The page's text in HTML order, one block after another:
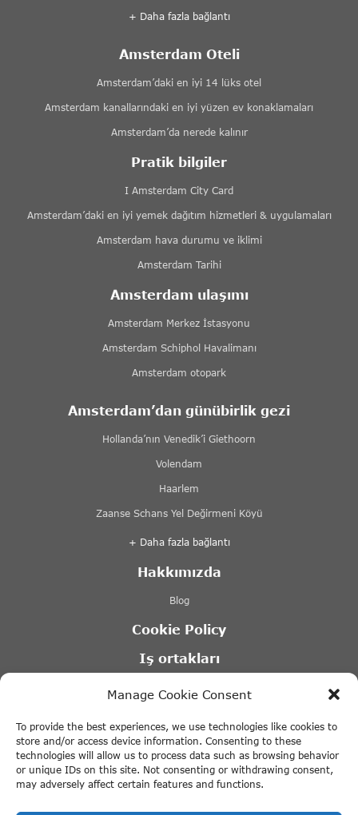
Manage Cookie Consent
To provide the best experiences, we use technologies like cookies to
store and/or access device information. Consenting to these
technologies will allow us to process data such as browsing behavior
or unique IDs on this site. Not consenting or withdrawing consent,
may adversely affect certain features and functions.
+ Daha fazla bağlantı
Amsterdam Oteli
Amsterdam’daki en iyi 14 lüks otel
Amsterdam kanallarındaki en iyi yüzen ev konaklamaları
Amsterdam’da nerede kalınır
Pratik bilgiler
I Amsterdam City Card
Amsterdam’daki en iyi yemek dağıtım hizmetleri & uygulamaları
Amsterdam hava durumu ve iklimi
Amsterdam Tarihi
Amsterdam ulaşımı
Amsterdam Merkez İstasyonu
Amsterdam Schiphol Havalimanı
Amsterdam otopark
Amsterdam’dan günübirlik gezi
Hollanda’nın Venedik’i Giethoorn
Volendam
Haarlem
Zaanse Schans Yel Değirmeni Köyü
+ Daha fazla bağlantı
Hakkımızda
Blog
Cookie Policy
Iş ortakları
Lovers Kanal Turları Amsterdam
Tours & Tickets Amsterdam
Canal Motorboats – Amsterdam tekne kiralama
+ Daha fazla bağlantı